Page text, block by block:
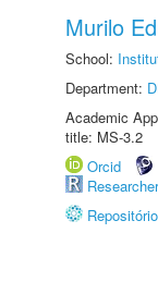
Murilo
School:
Department:
Academic
title: MS-3.2
Orcid